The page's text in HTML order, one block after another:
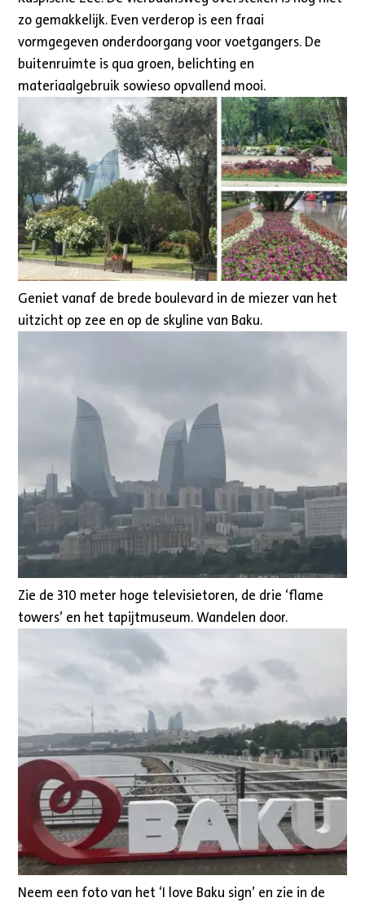
zo gemakkelijk. Even verderop is een fraai
vormgegeven onderdoorgang voor voetgangers. De
buitenruimte is qua groen, belichting en
materiaalgebruik sowieso opvallend mooi.
Geniet vanaf de brede boulevard in de miezer van het
uitzicht op zee en op de skyline van Baku.
Zie de 310 meter hoge televisietoren, de drie ‘flame
towers’ en het tapijtmuseum. Wandelen door.
Neem een foto van het ‘I love Baku sign’ en zie in de